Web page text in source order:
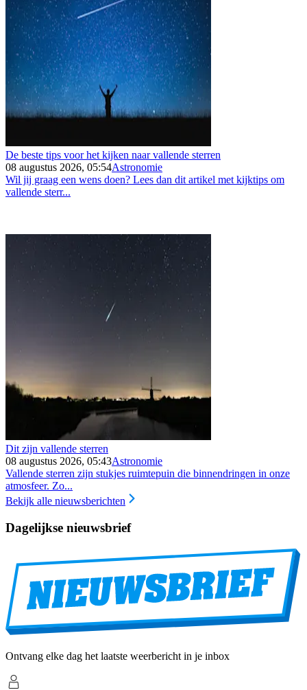
De beste tips voor het kijken naar vallende sterren
08 augustus 2026, 05:54Astronomie
Wil jij graag een wens doen? Lees dan dit artikel met kijktips om
vallende sterr...
Dit zijn vallende sterren
08 augustus 2026, 05:43Astronomie
Vallende sterren zijn stukjes ruimtepuin die binnendringen in onze
atmosfeer. Zo...
Bekijk alle nieuwsberichten
Dagelijkse nieuwsbrief
Ontvang elke dag het laatste weerbericht in je inbox